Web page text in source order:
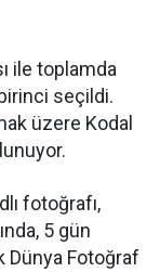
ile toplamda
seçildi.
üzere Kodal
fotoğrafı,
5 gün
Fotoğraf